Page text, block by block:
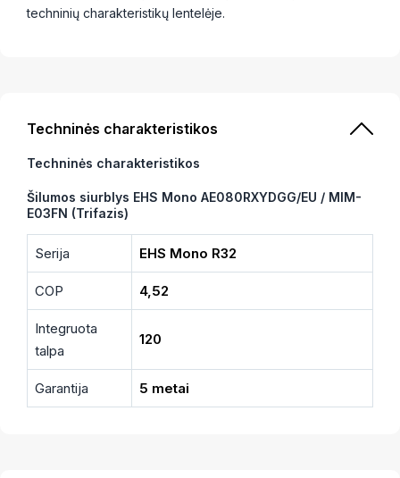
techninių charakteristikų lentelėje.
Techninės charakteristikos
Techninės charakteristikos
Šilumos siurblys EHS Mono AE080RXYDGG/EU / MIM-
E03FN (Trifazis)
Serija EHS Mono R32
COP 4,52
Integruota
talpa
120
Garantija 5 metai